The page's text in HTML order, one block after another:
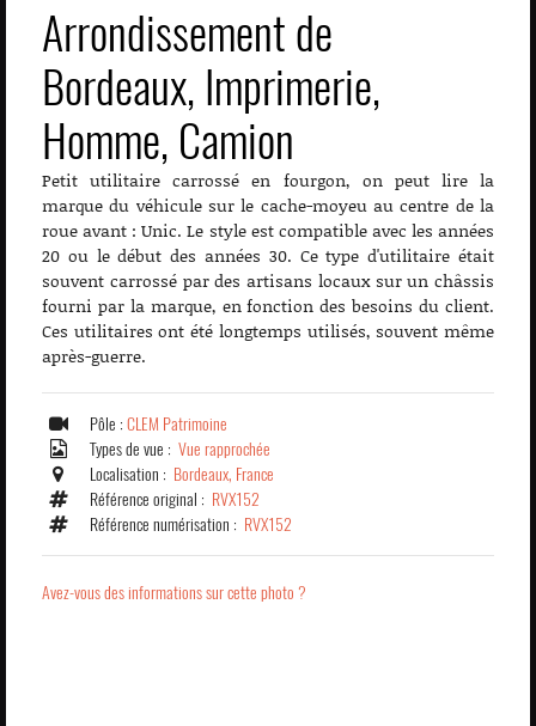
Arrondissement de
Bordeaux, Imprimerie,
Homme, Camion
Petit utilitaire carrossé en fourgon, on peut lire la
marque du véhicule sur le cache-moyeu au centre de la
roue avant : Unic. Le style est compatible avec les années
20 ou le début des années 30. Ce type d'utilitaire était
souvent carrossé par des artisans locaux sur un châssis
fourni par la marque, en fonction des besoins du client.
Ces utilitaires ont été longtemps utilisés, souvent même
après-guerre.
Pôle : CLEM Patrimoine
Types de vue : Vue rapprochée
Localisation : Bordeaux, France
Référence original : RVX152
Référence numérisation : RVX152
Avez-vous des informations sur cette photo ?